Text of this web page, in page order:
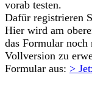
vorab testen.
Dafür registrieren
Hier wird am
das Formular
Vollversion zu
Formular aus: >